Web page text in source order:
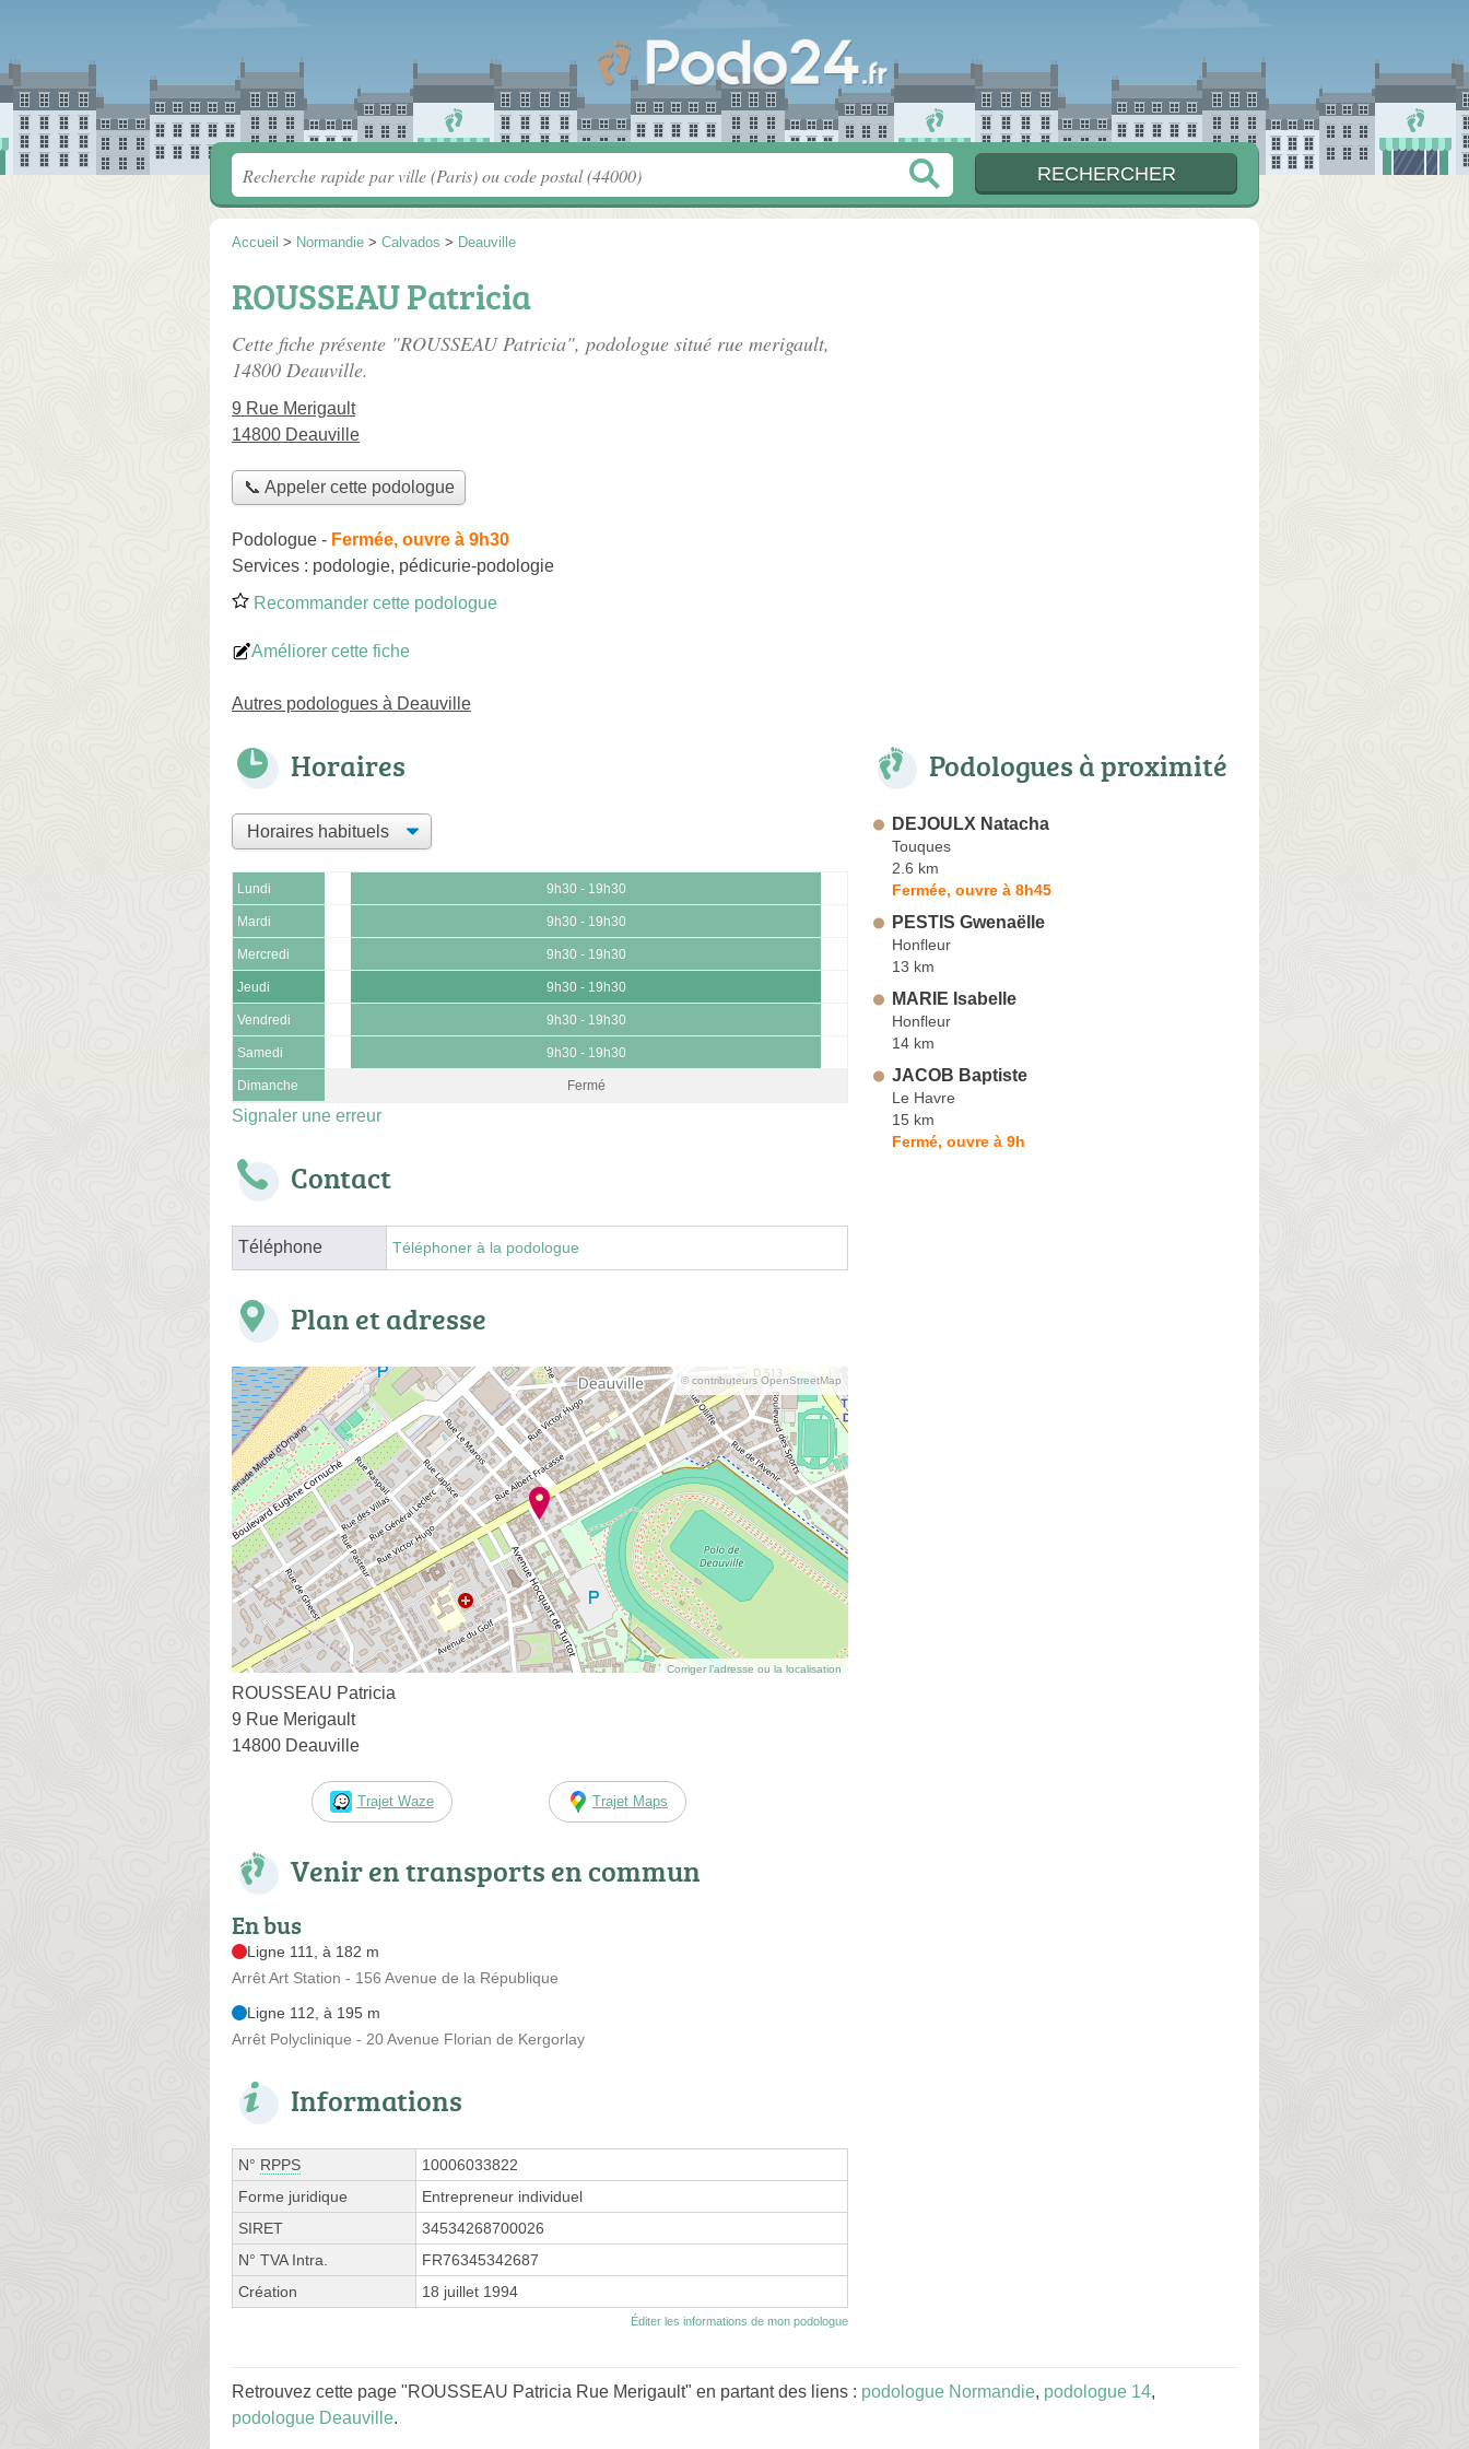
Accueil > Normandie > Calvados > Deauville
ROUSSEAU Patricia
Cette fiche présente "ROUSSEAU Patricia", podologue situé rue merigault,
14800 Deauville.
9 Rue Merigault
14800 Deauville
📞 Appeler cette podologue
Podologue - Fermée, ouvre à 9h30
Services : podologie, pédicurie-podologie
Recommander cette podologue
Améliorer cette fiche
Autres podologues à Deauville
Horaires
Lundi 9h30 - 19h30
Mardi 9h30 - 19h30
Mercredi 9h30 - 19h30
Jeudi 9h30 - 19h30
Vendredi 9h30 - 19h30
Samedi 9h30 - 19h30
Dimanche Fermé
Signaler une erreur
Contact
Téléphone Téléphoner à la podologue
Plan et adresse
© contributeurs OpenStreetMap
Corriger l’adresse ou la localisation
ROUSSEAU Patricia
9 Rue Merigault
14800 Deauville
Trajet Waze Trajet Maps
Venir en transports en commun
En bus
Ligne 111, à 182 m
Arrêt Art Station - 156 Avenue de la République
Ligne 112, à 195 m
Arrêt Polyclinique - 20 Avenue Florian de Kergorlay
Informations
N° RPPS
10006033822
Forme juridique
Entrepreneur individuel
SIRET
34534268700026
N° TVA Intra.
FR76345342687
Création
18 juillet 1994
Éditer les informations de mon podologue
Podologues à proximité
DEJOULX Natacha
Touques
2.6 km
Fermée, ouvre à 8h45
PESTIS Gwenaëlle
Honfleur
13 km
MARIE Isabelle
Honfleur
14 km
JACOB Baptiste
Le Havre
15 km
Fermé, ouvre à 9h
Retrouvez cette page "ROUSSEAU Patricia Rue Merigault" en partant des liens : podologue Normandie, podologue 14,
podologue Deauville.